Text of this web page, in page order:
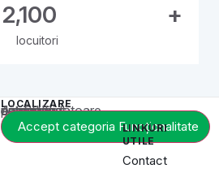
locuitori
2,100 +
LOCALIZARE
Acest conținut este blocat până când acceptați categoria corespunzătoare de cookie-uri.
Accept categoria Funcționalitate
LINKURI
UTILE
Contact